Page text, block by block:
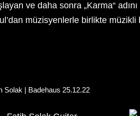
ve daha sonra „Karma“
müzisyenlerle birlikte
Solak | Badehaus 25.12.22